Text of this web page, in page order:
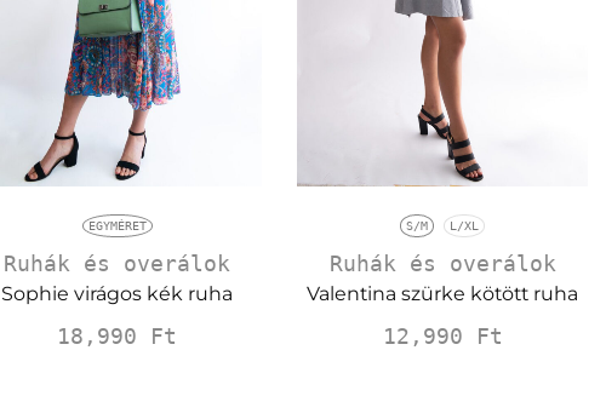
EGYMÉRET
Ruhák és overálok
Sophie virágos kék ruha
18,990 Ft
S/M L/XL
Ruhák és overálok
Valentina szürke kötött ruha
12,990 Ft